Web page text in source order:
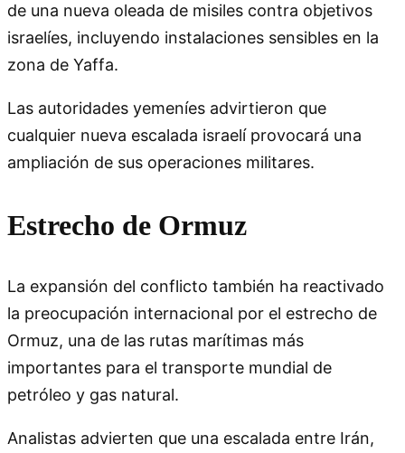
de una nueva oleada de misiles contra objetivos
israelíes, incluyendo instalaciones sensibles en la
zona de Yaffa.
Las autoridades yemeníes advirtieron que
cualquier nueva escalada israelí provocará una
ampliación de sus operaciones militares.
Estrecho de Ormuz
La expansión del conflicto también ha reactivado
la preocupación internacional por el estrecho de
Ormuz, una de las rutas marítimas más
importantes para el transporte mundial de
petróleo y gas natural.
Analistas advierten que una escalada entre Irán,